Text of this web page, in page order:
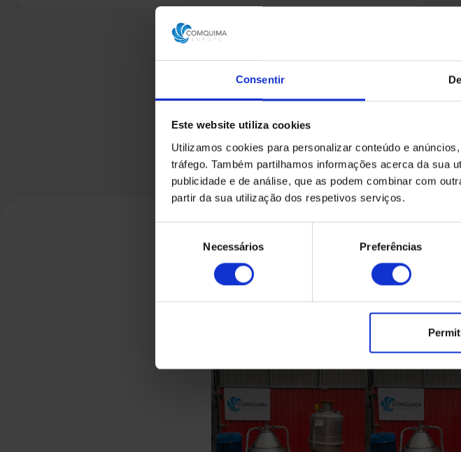
Consentir
Este website utiliza cookies
Utilizamos cookies para personalizar conteúdo e
tráfego. Também partilhamos informações acerca da sua
publicidade e de análise, que as podem combinar com
partir da sua utilização dos respetivos serviços.
consentimento
Necessários Preferências
Produtos